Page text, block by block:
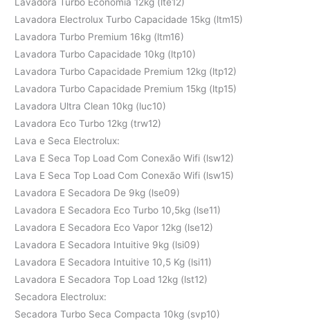
Lavadora Turbo Economia 12kg (lte12)
Lavadora Electrolux Turbo Capacidade 15kg (ltm15)
Lavadora Turbo Premium 16kg (ltm16)
Lavadora Turbo Capacidade 10kg (ltp10)
Lavadora Turbo Capacidade Premium 12kg (ltp12)
Lavadora Turbo Capacidade Premium 15kg (ltp15)
Lavadora Ultra Clean 10kg (luc10)
Lavadora Eco Turbo 12kg (trw12)
Lava e Seca Electrolux:
Lava E Seca Top Load Com Conexão Wifi (lsw12)
Lava E Seca Top Load Com Conexão Wifi (lsw15)
Lavadora E Secadora De 9kg (lse09)
Lavadora E Secadora Eco Turbo 10,5kg (lse11)
Lavadora E Secadora Eco Vapor 12kg (lse12)
Lavadora E Secadora Intuitive 9kg (lsi09)
Lavadora E Secadora Intuitive 10,5 Kg (lsi11)
Lavadora E Secadora Top Load 12kg (lst12)
Secadora Electrolux:
Secadora Turbo Seca Compacta 10kg (svp10)